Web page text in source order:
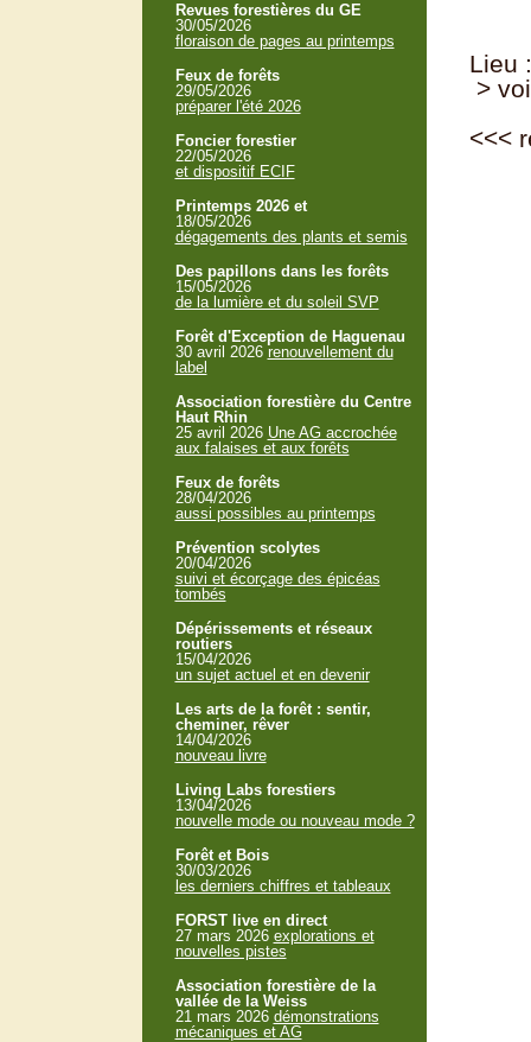
Lieu
>
<<<
Revues forestières du GE
30/05/2026
floraison de pages au printemps
Feux de forêts
29/05/2026
préparer l'été 2026
Foncier forestier
22/05/2026
et dispositif ECIF
Printemps 2026 et
18/05/2026
dégagements des plants et semis
Des papillons dans les forêts
15/05/2026
de la lumière et du soleil SVP
Forêt d'Exception de Haguenau
30 avril 2026 renouvellement du
label
Association forestière du Centre
Haut Rhin
25 avril 2026 Une AG accrochée
aux falaises et aux forêts
Feux de forêts
28/04/2026
aussi possibles au printemps
Prévention scolytes
20/04/2026
suivi et écorçage des épicéas
tombés
Dépérissements et réseaux
routiers
15/04/2026
un sujet actuel et en devenir
Les arts de la forêt : sentir,
cheminer, rêver
14/04/2026
nouveau livre
Living Labs forestiers
13/04/2026
nouvelle mode ou nouveau mode ?
Forêt et Bois
30/03/2026
les derniers chiffres et tableaux
FORST live en direct
27 mars 2026 explorations et
nouvelles pistes
Association forestière de la
vallée de la Weiss
21 mars 2026 démonstrations
mécaniques et AG